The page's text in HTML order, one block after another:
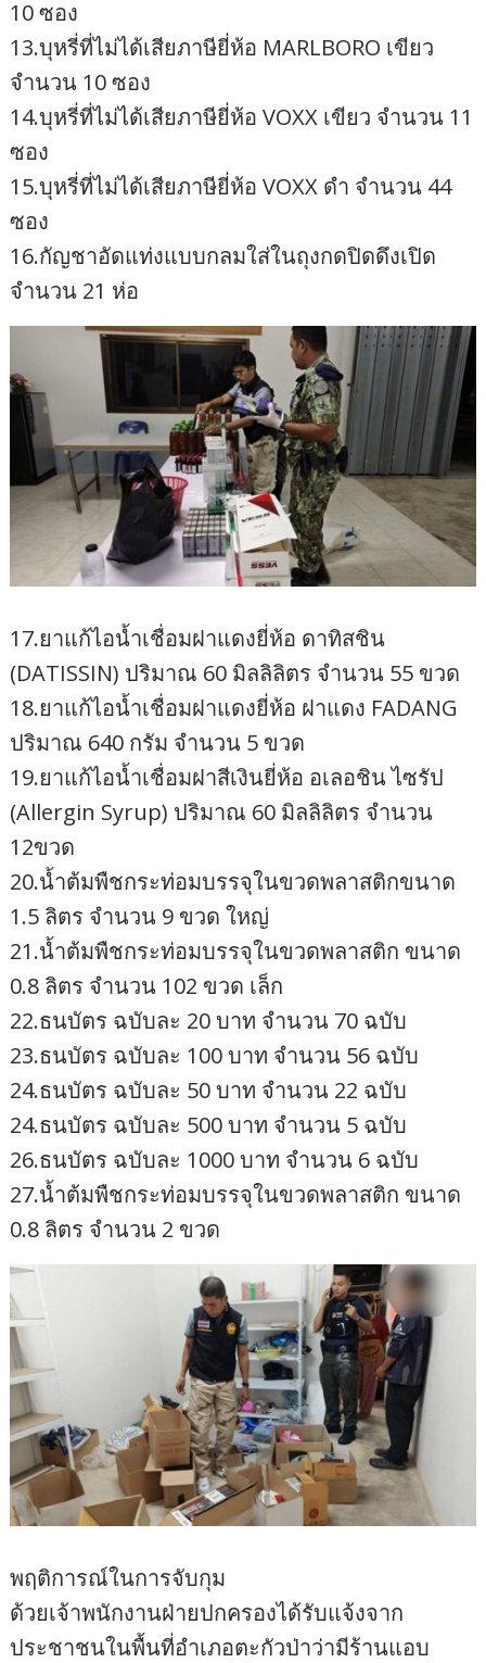
10 ซอง
13.บุหรี่ที่ไม่ได้เสียภาษียี่ห้อ MARLBORO เขียว
จำนวน 10 ซอง
14.บุหรี่ที่ไม่ได้เสียภาษียี่ห้อ VOXX เขียว จำนวน 11
ซอง
15.บุหรี่ที่ไม่ได้เสียภาษียี่ห้อ VOXX ดำ จำนวน 44
ซอง
16.กัญชาอัดแท่งแบบกลมใส่ในถุงกดปิดดึงเปิด
จำนวน 21 ห่อ
17.ยาแก้ไอน้ำเชื่อมฝาแดงยี่ห้อ ดาทิสชิน
(DATISSIN) ปริมาณ 60 มิลลิลิตร จำนวน 55 ขวด
18.ยาแก้ไอน้ำเชื่อมฝาแดงยี่ห้อ ฝาแดง FADANG
ปริมาณ 640 กรัม จำนวน 5 ขวด
19.ยาแก้ไอน้ำเชื่อมฝาสีเงินยี่ห้อ อเลอชิน ไซรัป
(Allergin Syrup) ปริมาณ 60 มิลลิลิตร จำนวน
12ขวด
20.น้ำต้มพืชกระท่อมบรรจุในขวดพลาสติกขนาด
1.5 ลิตร จำนวน 9 ขวด ใหญ่
21.น้ำต้มพืชกระท่อมบรรจุในขวดพลาสติก ขนาด
0.8 ลิตร จำนวน 102 ขวด เล็ก
22.ธนบัตร ฉบับละ 20 บาท จำนวน 70 ฉบับ
23.ธนบัตร ฉบับละ 100 บาท จำนวน 56 ฉบับ
24.ธนบัตร ฉบับละ 50 บาท จำนวน 22 ฉบับ
24.ธนบัตร ฉบับละ 500 บาท จำนวน 5 ฉบับ
26.ธนบัตร ฉบับละ 1000 บาท จำนวน 6 ฉบับ
27.น้ำต้มพืชกระท่อมบรรจุในขวดพลาสติก ขนาด
0.8 ลิตร จำนวน 2 ขวด
พฤติการณ์ในการจับกุม
ด้วยเจ้าพนักงานฝ่ายปกครองได้รับแจ้งจาก
ประชาชนในพื้นที่อำเภอตะกัวป่าว่ามีร้านแอบ